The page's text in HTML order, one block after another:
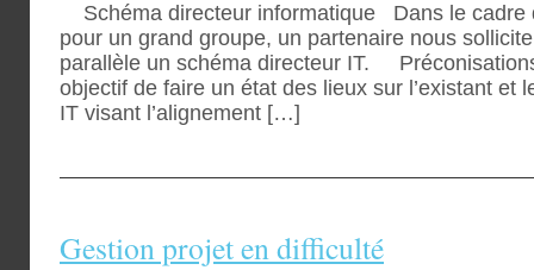
Schéma directeur informatique Dans le cadre
pour un grand groupe, un partenaire nous
parallèle un schéma directeur IT.
objectif de faire un état des lieux sur l’existant et
IT visant l’alignement […]
Gestion projet en difficulté